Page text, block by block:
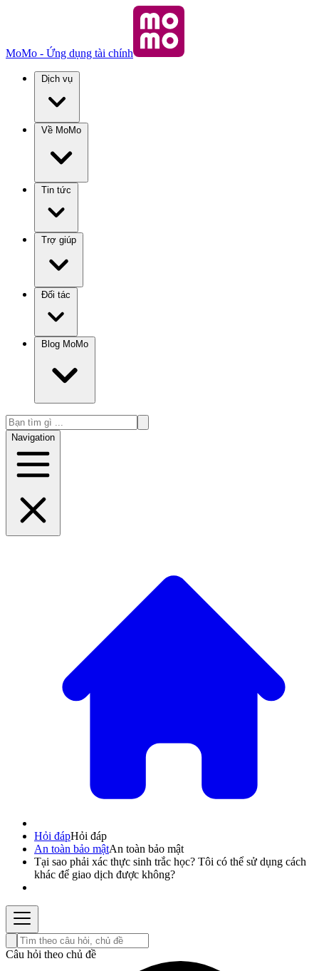
MoMo - Ứng dụng tài chính
Dịch vụ
Về MoMo
Tin tức
Trợ giúp
Đối tác
Blog MoMo
Navigation
Hỏi đápHỏi đáp
An toàn bảo mậtAn toàn bảo mật
Tại sao phải xác thực sinh trắc học? Tôi có thể sử dụng cách
khác để giao dịch được không?
Câu hỏi theo chủ đề